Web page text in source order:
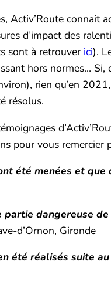
Activ’Route connait
d’impact des
sont à retrouver ici).
hors normes… Si,
rien qu’en
résolus.
pour vous
été menées et
partie dangereuse
d’Ornon, Gironde
été réalisés suite